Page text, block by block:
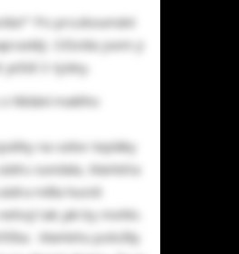
Po prozkoumání
Očistila jsem ji
ještě 3 týdny.
hlídání malého
na sebe tepláky
sundala, Markéta
měla husté
tak jak by mohlo.
. Markétu položily